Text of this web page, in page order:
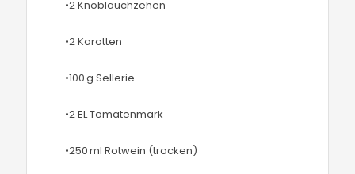
•2 Knoblauchzehen
•2 Karotten
•100 g Sellerie
•2 EL Tomatenmark
•250 ml Rotwein (trocken)